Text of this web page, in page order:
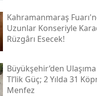
Kahramanmaraş
Uzunlar Konseriyle
Rüzgârı Esecek!
Büyükşehir’den
Tl’lik Güç; 2 Yılda 31
Menfez